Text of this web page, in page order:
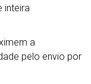
inteira
a
pelo envio por